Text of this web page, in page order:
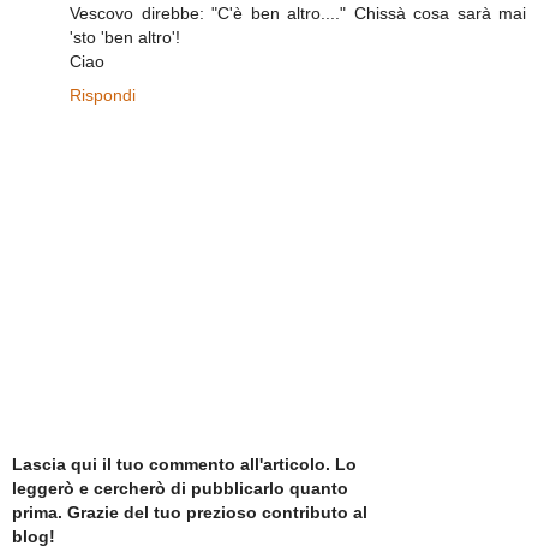
Vescovo direbbe: "C'è ben altro...." Chissà cosa sarà mai
'sto 'ben altro'!
Ciao
Rispondi
Lascia qui il tuo commento all'articolo. Lo
leggerò e cercherò di pubblicarlo quanto
prima. Grazie del tuo prezioso contributo al
blog!